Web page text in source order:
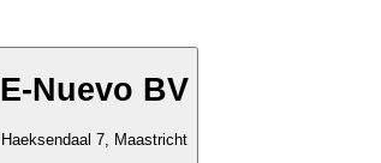
E-Nuevo BV
Haeksendaal 7, Maastricht